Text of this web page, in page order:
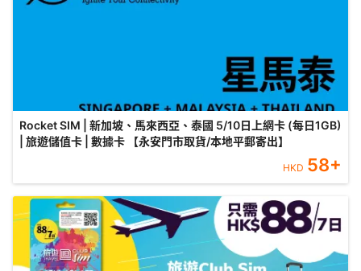
Rocket SIM | 新加坡、馬來西亞、泰國 5/10日上網卡 (每日1GB)
| 旅遊儲值卡 | 數據卡 【永安門市取貨/本地平郵寄出】
HKD 58+